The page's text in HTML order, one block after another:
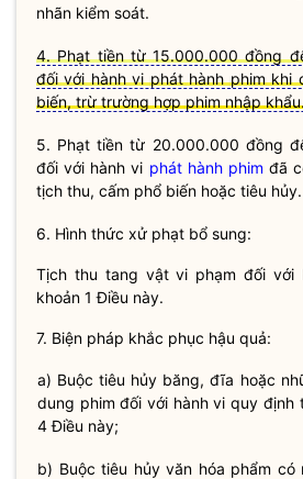
nhãn kiểm soát.
4. Phạt tiền từ 15.000.000 đồng
đối với hành vi phát hành phim khi
biến, trừ trường hợp phim nhập
5. Phạt tiền từ 20.000.000 đồng
đối với hành vi phát hành phim đã
tịch thu, cấm phổ biến hoặc tiêu hủy.
6. Hình thức xử phạt bổ sung:
Tịch thu tang vật vi phạm đối với
khoản 1 Điều này.
7. Biện pháp khắc phục hậu quả:
a) Buộc tiêu hủy băng, đĩa hoặc
dung phim đối với hành vi quy định
4 Điều này;
b) Buộc tiêu hủy văn hóa phẩm